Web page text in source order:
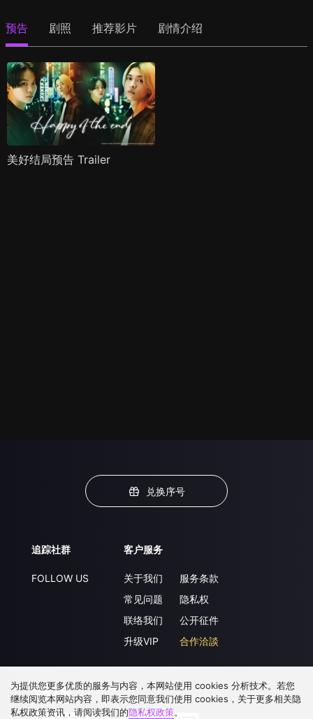
预告 剧照 推荐影片 剧情介绍
美好结局预告 Trailer
兑换序号
追踪社群
FOLLOW US
客户服务
关于我们
常见问题
联络我们
升级VIP
服务条款
隐私权
公开征件
合作洽談
下载 APP
为提供您更多优质的服务与内容，本网站使用 cookies 分析技术。若您
继续阅览本网站内容，即表示您同意我们使用 cookies，关于更多相关隐
私权政策资讯，请阅读我们的隐私权政策。